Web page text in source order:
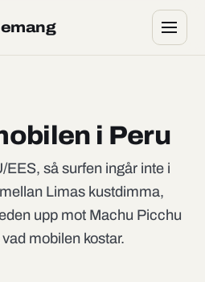
i Peru
EES, så surfen ingår inte i
Limas kustdimma,
upp mot Machu Picchu
mobilen kostar.